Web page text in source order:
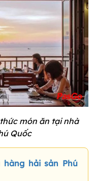
món ăn tại nhà
Quốc
hàng hải sản Phú